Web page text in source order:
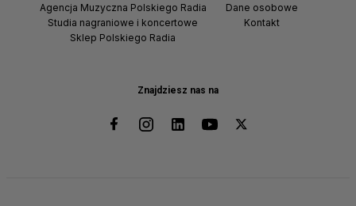
Znajdziesz nas na
Agencja Muzyczna Polskiego Radia
Studia nagraniowe i koncertowe
Sklep Polskiego Radia
Dane osobowe
Kontakt